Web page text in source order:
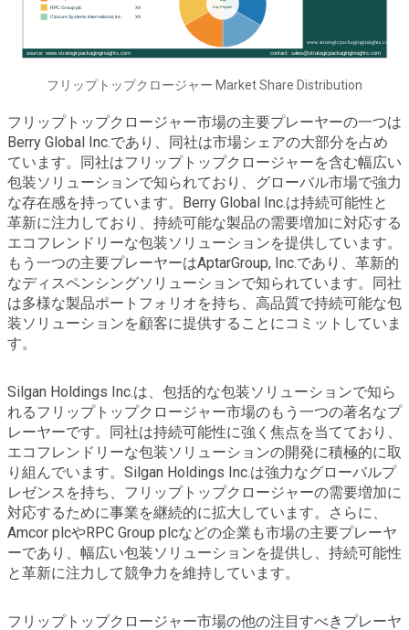
フリップトップクロージャー Market Share Distribution
フリップトップクロージャー市場の主要プレーヤーの一つは
Berry Global Inc.であり、同社は市場シェアの大部分を占め
ています。同社はフリップトップクロージャーを含む幅広い
包装ソリューションで知られており、グローバル市場で強力
な存在感を持っています。Berry Global Inc.は持続可能性と
革新に注力しており、持続可能な製品の需要増加に対応する
エコフレンドリーな包装ソリューションを提供しています。
もう一つの主要プレーヤーはAptarGroup, Inc.であり、革新的
なディスペンシングソリューションで知られています。同社
は多様な製品ポートフォリオを持ち、高品質で持続可能な包
装ソリューションを顧客に提供することにコミットしていま
す。
Silgan Holdings Inc.は、包括的な包装ソリューションで知ら
れるフリップトップクロージャー市場のもう一つの著名なプ
レーヤーです。同社は持続可能性に強く焦点を当てており、
エコフレンドリーな包装ソリューションの開発に積極的に取
り組んでいます。Silgan Holdings Inc.は強力なグローバルプ
レゼンスを持ち、フリップトップクロージャーの需要増加に
対応するために事業を継続的に拡大しています。さらに、
Amcor plcやRPC Group plcなどの企業も市場の主要プレーヤ
ーであり、幅広い包装ソリューションを提供し、持続可能性
と革新に注力して競争力を維持しています。
フリップトップクロージャー市場の他の注目すべきプレーヤ